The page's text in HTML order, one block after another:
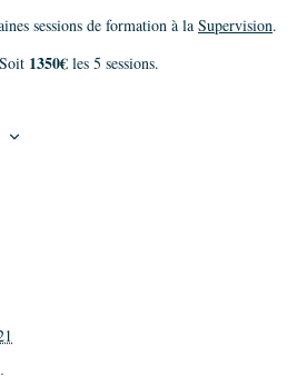
sessions de formation à la Supervision.
1350€ les 5 sessions.